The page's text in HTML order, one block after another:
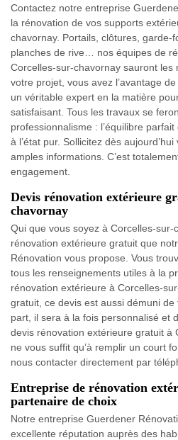
Contactez notre entreprise
la rénovation de vos supports
chavornay. Portails, clôtures, garde-
planches de rive… nos équipes de
Corcelles-sur-chavornay sauront les
votre projet, vous avez l’avantage
un véritable expert en la matière
satisfaisant. Tous les travaux se
professionnalisme : l’équilibre
à l’état pur. Sollicitez dès
amples informations. C’est
engagement.
Devis rénovation extérieure
chavornay
Qui que vous soyez à Corcelles-
rénovation extérieure gratuit que
Rénovation vous propose. Vous
tous les renseignements utiles à la
rénovation extérieure à Corcelles-
gratuit, ce devis est aussi démuni
part, il sera à la fois personnalisé et
devis rénovation extérieure gratuit à
ne vous suffit qu’à remplir un court
nous contacter directement par
Entreprise de rénovation
partenaire de choix
Notre entreprise Guerdener
excellente réputation auprès des